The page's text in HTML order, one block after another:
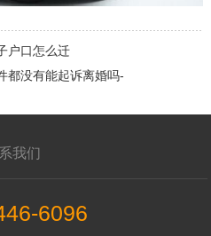
户口怎么迁
都没有能起诉离婚吗-
我们
6096